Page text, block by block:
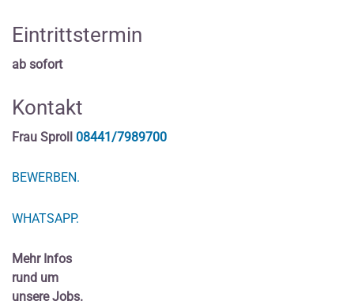
Eintrittstermin
ab sofort
Kontakt
Frau Sproll 08441/7989700
BEWERBEN.
WHATSAPP.
Mehr Infos
rund um
unsere Jobs.